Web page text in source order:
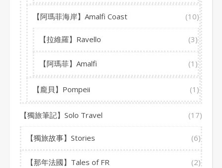
【阿瑪菲海岸】Amalfi Coast (10)
【拉維羅】Ravello (3)
【阿瑪菲】Amalfi (1)
【龐貝】Pompeii (1)
【獨旅筆記】Solo Travel (17)
【獨旅故事】Stories (6)
【那年法國】Tales of FR (2)